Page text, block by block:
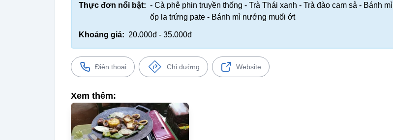
Thực đơn nổi bật: - Cà phê phin truyền thống - Trà Thái xanh - Trà đào cam sả - Bánh mì
ốp la trứng pate - Bánh mì nướng muối ớt
Khoảng giá: 20.000đ - 35.000đ
Điện thoại Chỉ đường Website
Xem thêm: